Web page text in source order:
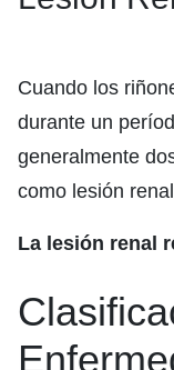
Cuando los
durante un
generalmente
como lesión
La lesión renal